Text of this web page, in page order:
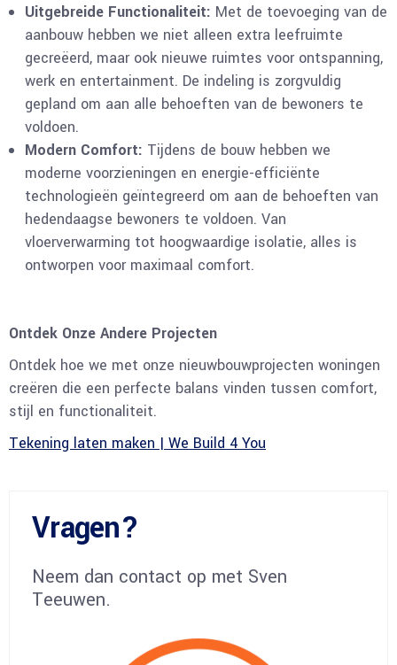
Uitgebreide Functionaliteit: Met de toevoeging van de
aanbouw hebben we niet alleen extra leefruimte
gecreëerd, maar ook nieuwe ruimtes voor ontspanning,
werk en entertainment. De indeling is zorgvuldig
gepland om aan alle behoeften van de bewoners te
voldoen.
Modern Comfort: Tijdens de bouw hebben we
moderne voorzieningen en energie-efficiënte
technologieën geïntegreerd om aan de behoeften van
hedendaagse bewoners te voldoen. Van
vloerverwarming tot hoogwaardige isolatie, alles is
ontworpen voor maximaal comfort.
Ontdek Onze Andere Projecten
Ontdek hoe we met onze nieuwbouwprojecten woningen
creëren die een perfecte balans vinden tussen comfort,
stijl en functionaliteit.
Tekening laten maken | We Build 4 You
Vragen?
Neem dan contact op met Sven
Teeuwen.